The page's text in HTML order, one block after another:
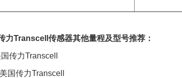
力Transcell传感器其他量程及型号推荐：
传力Transcell
国传力Transcell